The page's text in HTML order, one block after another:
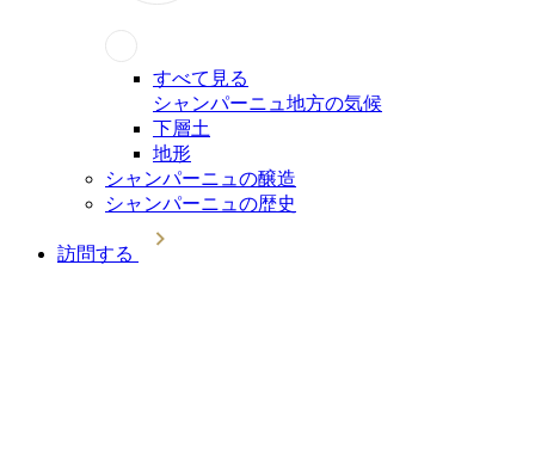
すべて見る
シャンパーニュ地方の気候
下層土
地形
シャンパーニュの醸造
シャンパーニュの歴史
訪問する